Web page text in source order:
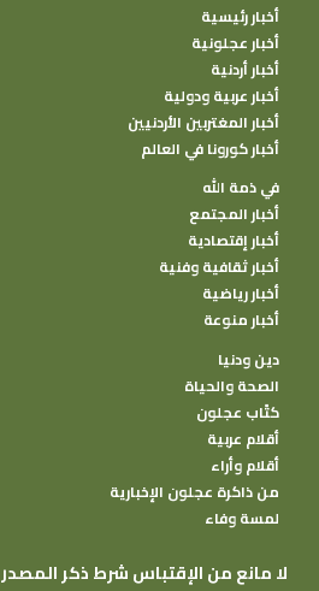
أخبار رئيسية
أخبار عجلونية
أخبار أردنية
أخبار عربية ودولية
أخبار المغتربين الأردنيين
أخبار كورونا في العالم
في ذمة الله
أخبار المجتمع
أخبار إقتصادية
أخبار ثقافية وفنية
أخبار رياضية
أخبار منوعة
دين ودنيا
الصحة والحياة
كتًاب عجلون
أقلام عربية
أقلام وأراء
من ذاكرة عجلون الإخبارية
لمسة وفاء
( وكالة عجلون الإخبارية ) لا مانع من الإقتباس شرط ذكر المصدر